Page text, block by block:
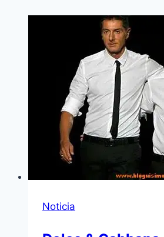
Noticia